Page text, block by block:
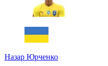
Назар Юрченко